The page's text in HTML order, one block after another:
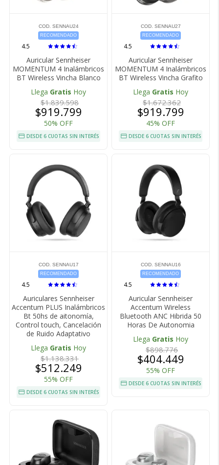
COD. SENNAU24
RECOMENDADO
4.5
Auricular Sennheiser
MOMENTUM 4 Inalámbricos
BT Wireless Vincha Blanco
Llega Gratis Hoy
$1.839.598
$919.799
50% OFF
DESDE 6 CUOTAS SIN INTERÉS
COD. SENNAU27
RECOMENDADO
4.5
Auricular Sennheiser
MOMENTUM 4 Inalámbricos
BT Wireless Vincha Grafito
Llega Gratis Hoy
$1.672.362
$919.799
45% OFF
DESDE 6 CUOTAS SIN INTERÉS
COD. SENNAU17
RECOMENDADO
4.5
Auriculares Sennheiser
Accentum PLUS Inalámbricos
Bt 50hs de aitonomía,
Control touch, Cancelación
de Ruido Adaptativo
Llega Gratis Hoy
$1.138.331
$512.249
55% OFF
DESDE 6 CUOTAS SIN INTERÉS
COD. SENNAU16
RECOMENDADO
4.5
Auricular Sennheiser
Accentum Wireless
Bluetooth ANC Hibrida 50
Horas De Autonomia
Llega Gratis Hoy
$898.776
$404.449
55% OFF
DESDE 6 CUOTAS SIN INTERÉS